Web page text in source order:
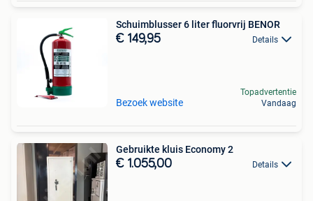
Schuimblusser 6 liter fluorvrij BENOR
€ 149,95 Details
Bezoek website
Topadvertentie
Vandaag
Gebruikte kluis Economy 2
€ 1.055,00 Details